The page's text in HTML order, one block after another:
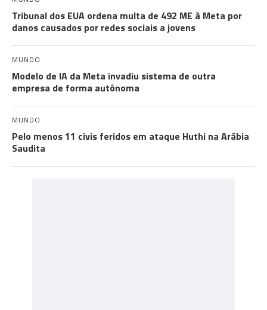
Tribunal dos EUA ordena multa de 492 ME à Meta por
danos causados por redes sociais a jovens
MUNDO
Modelo de IA da Meta invadiu sistema de outra
empresa de forma autónoma
MUNDO
Pelo menos 11 civis feridos em ataque Huthi na Arábia
Saudita